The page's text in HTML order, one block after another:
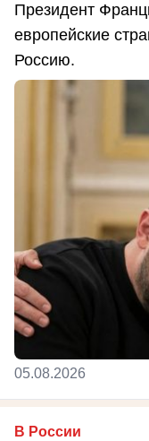
Президент
европейские
Россию.
05.08.2026
В России